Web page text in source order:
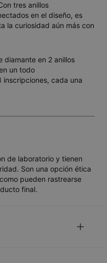
tres anillos
en el diseño, es
la curiosidad aún más con
diamante en 2 anillos
un todo
inscripciones, cada una
de laboratorio y tienen
Son una opción ética
pueden rastrearse
final.